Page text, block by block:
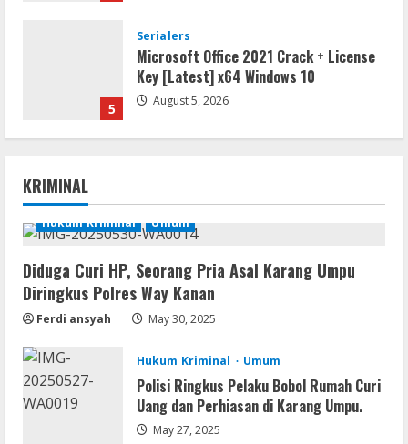
5
Serialers
Microsoft Office 2021 Crack + License
Key [Latest] x64 Windows 10
August 5, 2026
1
VL
Office 2024 Mondo Lite Installer EXE
Account-Free Setup Frее Download
To𝚛rent
Remux
OK! Madam: Bon Voyage 2026 Pre-
DVDRip Updated Audio Magnet
KRIMINAL
Hukum Kriminal Umum
Diduga Curi HP, Seorang Pria Asal Karang Umpu
Diringkus Polres Way Kanan
Ferdi ansyah May 30, 2025
Hukum Kriminal Umum
Polisi Ringkus Pelaku Bobol Rumah Curi
Uang dan Perhiasan di Karang Umpu.
May 27, 2025